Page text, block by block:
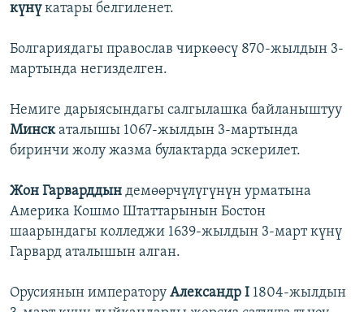
күнүкатары белгиленет.
Болгариядагы православ чиркөөсү 870-жылдын 3-
мартында негизделген.
Немиге дарыясындагы салгылашка байланыштуу
Минскаталышы 1067-жылдын 3-мартында
биринчи жолу жазма булактарда эскерилет.
Жон Гарварддын демөөрчүлүгүнүн урматына
Америка Кошмо Штаттарынын Бостон
шаарындагы колледжи 1639-жылдын 3-март күнү
Гарвард аталышын алган.
Орусиянын императору Александр I 1804-жылдын